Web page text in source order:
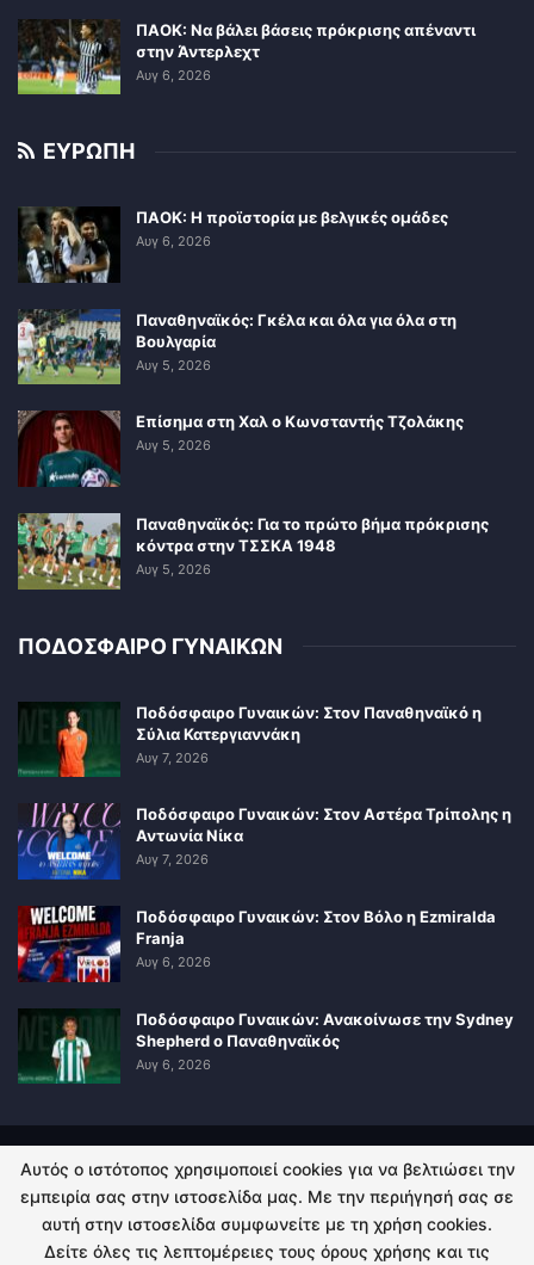
ΠΑΟΚ: Να βάλει βάσεις πρόκρισης απέναντι
στην Άντερλεχτ
Αυγ 6, 2026
ΕΥΡΩΠΗ
ΠΑΟΚ: Η προϊστορία με βελγικές ομάδες
Αυγ 6, 2026
Παναθηναϊκός: Γκέλα και όλα για όλα στη
Βουλγαρία
Αυγ 5, 2026
Επίσημα στη Χαλ ο Κωνσταντής Τζολάκης
Αυγ 5, 2026
Παναθηναϊκός: Για το πρώτο βήμα πρόκρισης
κόντρα στην ΤΣΣΚΑ 1948
Αυγ 5, 2026
ΠΟΔΟΣΦΑΙΡΟ ΓΥΝΑΙΚΩΝ
Ποδόσφαιρο Γυναικών: Στον Παναθηναϊκό η
Σύλια Κατεργιαννάκη
Αυγ 7, 2026
Ποδόσφαιρο Γυναικών: Στον Αστέρα Τρίπολης η
Αντωνία Νίκα
Αυγ 7, 2026
Ποδόσφαιρο Γυναικών: Στον Βόλο η Ezmiralda
Franja
Αυγ 6, 2026
Ποδόσφαιρο Γυναικών: Ανακοίνωσε την Sydney
Shepherd ο Παναθηναϊκός
Αυγ 6, 2026
ΠΟΛΙΤΙΚΗ ΑΠΟΡΡΗΤΟΥ ΕΠΙΚΟΙΝΩΝΙΑ
© 2026 - Kingsport.gr. All Rights Reserved.
Αυτός ο ιστότοπος χρησιμοποιεί cookies για να βελτιώσει την
εμπειρία σας στην ιστοσελίδα μας. Με την περιήγησή σας σε
αυτή στην ιστοσελίδα συμφωνείτε με τη χρήση cookies.
Δείτε όλες τις λεπτομέρειες τους όρους χρήσης και τις